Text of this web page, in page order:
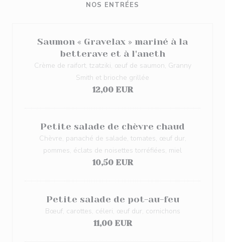
NOS ENTRÉES
Saumon « Gravelax » mariné à la
betterave et à l'aneth
Crème de raifort, tzatziki, œuf de saumon, Granny
Smith et brioche grillée
12,00 EUR
Petite salade de chèvre chaud
Chèvre, panaché de salade, tomates, œuf dur,
pommes, éclats de noisettes torréfiées, miel
10,50 EUR
Petite salade de pot-au-feu
Bœuf, carottes, céleri, œuf dur, cornichons
11,00 EUR